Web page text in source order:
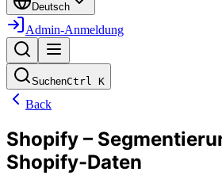
Deutsch
Admin-Anmeldung
SuchenCtrl K
Back
Shopify –
Shopify-Daten